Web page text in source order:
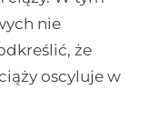
nie
że
oscyluje w